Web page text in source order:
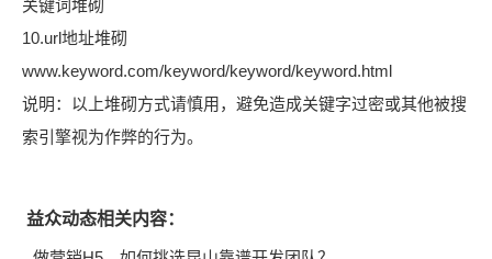
关键词堆砌
10.url地址堆砌
www.keyword.com/keyword/keyword/keyword.html
说明：以上堆砌方式请慎用，避免造成关键字过密或其他被搜
索引擎视为作弊的行为。
益众动态相关内容：